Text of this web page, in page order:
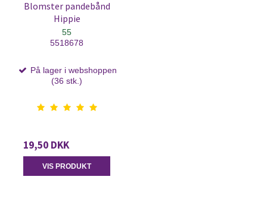
Blomster pandebånd
Hippie
55
5518678
På lager i webshoppen
(36 stk.)
19,50 DKK
VIS PRODUKT